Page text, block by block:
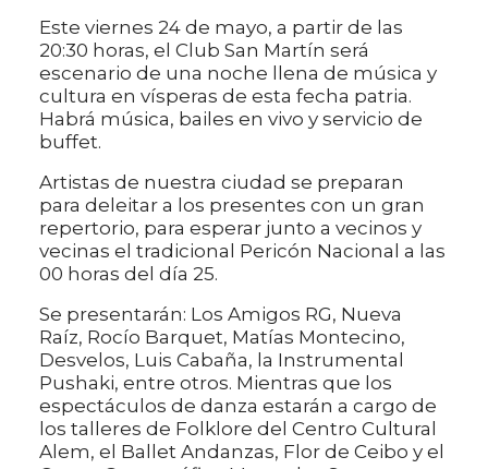
Este viernes 24 de mayo, a partir de las
20:30 horas, el Club San Martín será
escenario de una noche llena de música y
cultura en vísperas de esta fecha patria.
Habrá música, bailes en vivo y servicio de
buffet.
Artistas de nuestra ciudad se preparan
para deleitar a los presentes con un gran
repertorio, para esperar junto a vecinos y
vecinas el tradicional Pericón Nacional a las
00 horas del día 25.
Se presentarán: Los Amigos RG, Nueva
Raíz, Rocío Barquet, Matías Montecino,
Desvelos, Luis Cabaña, la Instrumental
Pushaki, entre otros. Mientras que los
espectáculos de danza estarán a cargo de
los talleres de Folklore del Centro Cultural
Alem, el Ballet Andanzas, Flor de Ceibo y el